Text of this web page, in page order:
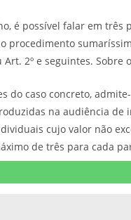
é possível falar em
procedimento
Art. 2º e seguintes.
do caso concreto,
na audiência
cujo valor não
de três para cada